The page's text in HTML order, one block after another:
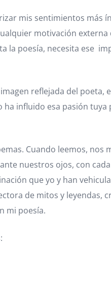
mis sentimientos más
motivación externa
la poesía, necesita ese
reflejada del poeta,
ha influido esa pasión
Cuando leemos, nos
nuestros ojos, con
que yo y han
de mitos y leyendas,
mi poesía.